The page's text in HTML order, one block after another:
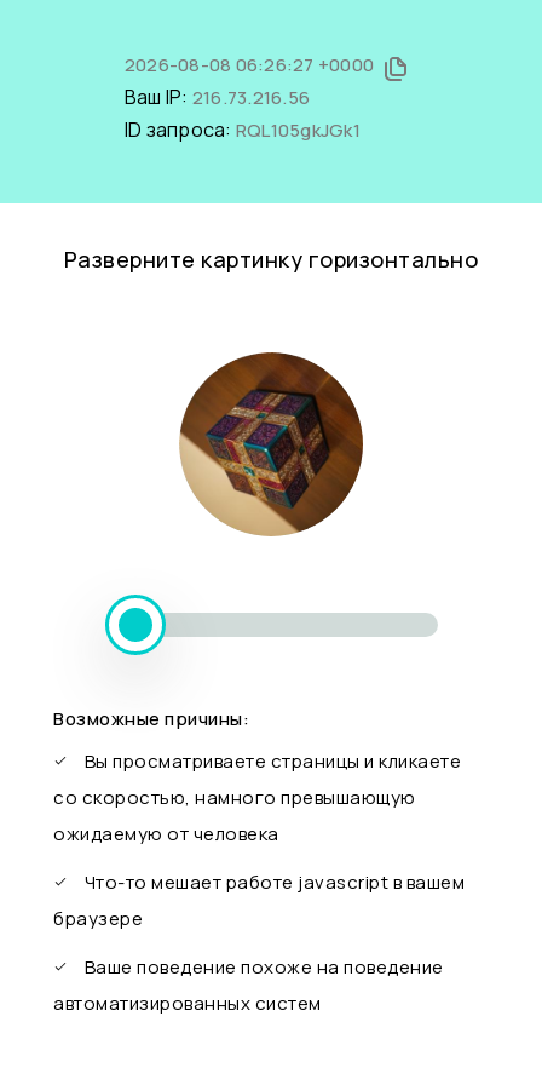
2026-08-08 06:26:27 +0000
Ваш IP: 216.73.216.56
ID запроса: RQL105gkJGk1
Разверните картинку горизонтально
Возможные причины:
Вы просматриваете страницы и кликаете
со скоростью, намного превышающую
ожидаемую от человека
Что-то мешает работе javascript в вашем
браузере
Ваше поведение похоже на поведение
автоматизированных систем